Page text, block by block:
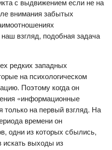
с выдвижением если не на
внимания забытых
взгляд, подобная задача
редких западных
на психологическом
Поэтому когда он
«информационные
на первый взгляд. На
времени он
одни из которых сбылись,
искать выходы из